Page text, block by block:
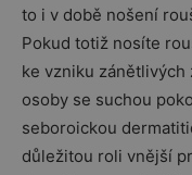
to i v době nošení
Pokud totiž nosíte
ke vzniku
osoby se suchou
seboroickou
důležitou roli vnější